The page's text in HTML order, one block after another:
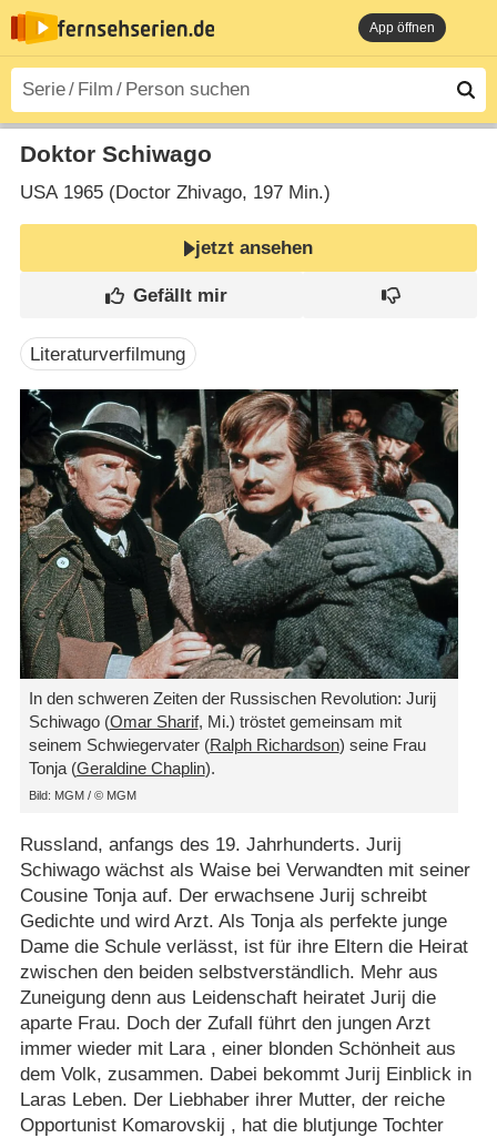
App öffnen
Doktor Schiwago
USA1965 (Doctor Zhivago‎, 197 Min.)
jetzt ansehen
Literaturverfilmung
In den schweren Zeiten der Russischen Revolution: Jurij
Schiwago (Omar Sharif, Mi.) tröstet gemeinsam mit
seinem Schwiegervater (Ralph Richardson) seine Frau
Tonja (Geraldine Chaplin).
Bild: MGM /​ © MGM
Russland, anfangs des 19. Jahrhunderts. Jurij
Schiwago wächst als Waise bei Verwandten mit seiner
Cousine Tonja auf. Der erwachsene Jurij schreibt
Gedichte und wird Arzt. Als Tonja als perfekte junge
Dame die Schule verlässt, ist für ihre Eltern die Heirat
zwischen den beiden selbstverständlich. Mehr aus
Zuneigung denn aus Leidenschaft heiratet Jurij die
aparte Frau. Doch der Zufall führt den jungen Arzt
immer wieder mit Lara , einer blonden Schönheit aus
dem Volk, zusammen. Dabei bekommt Jurij Einblick in
Laras Leben. Der Liebhaber ihrer Mutter, der reiche
Opportunist Komarovskij , hat die blutjunge Tochter